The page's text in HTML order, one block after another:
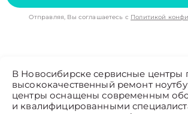
Отправляя, Вы соглашаетесь с Политикой
В Новосибирске сервисные центры
высококачественный ремонт
центры оснащены современным
и квалифицированными